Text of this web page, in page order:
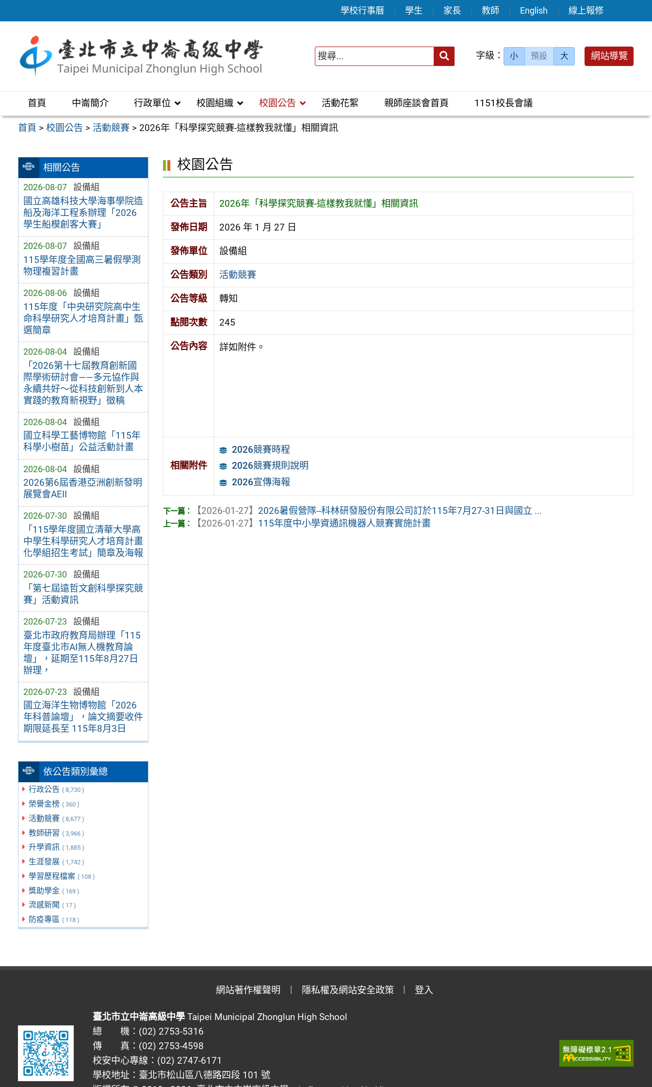
至
區
學校行事曆 學生 家長 教師 English 線上報修
送出 字級： 小 預設 大 網站導覽
首頁 中崙簡介 行政單位 校園組織 校園公告 活動花絮 親師座談會首頁 1151校長會議
首頁 >校園公告 > 活動競賽 > 2026年「科學探究競賽-這樣教我就懂」相關資訊
相關公告
2026-08-07 設備組
國立高雄科技大學海事學院造
船及海洋工程系辦理「2026
學生船模創客大賽」
2026-08-07 設備組
115學年度全國高三暑假學測
物理複習計畫
2026-08-06 設備組
115年度「中央研究院高中生
命科學研究人才培育計畫」甄
選簡章
2026-08-04 設備組
「2026第十七屆教育創新國
際學術研討會——多元協作與
永續共好～從科技創新到人本
實踐的教育新視野」徵稿
2026-08-04 設備組
國立科學工藝博物館「115年
科學小樹苗」公益活動計畫
2026-08-04 設備組
2026第6屆香港亞洲創新發明
展覽會AEII
2026-07-30 設備組
「115學年度國立清華大學高
中學生科學研究人才培育計畫
化學組招生考試」簡章及海報
2026-07-30 設備組
「第七屆遠哲文創科學探究競
賽」活動資訊
2026-07-23 設備組
臺北市政府教育局辦理「115
年度臺北市AI無人機教育論
壇」，延期至115年8月27日
辦理，
2026-07-23 設備組
國立海洋生物博物館「2026
年科普論壇」，論文摘要收件
期限延長至 115年8月3日
依公告類別彙總
行政公告 ( 8,730 )
榮譽金榜 ( 360 )
活動競賽 ( 8,677 )
教師研習 ( 3,966 )
升學資訊 ( 1,885 )
生涯發展 ( 1,742 )
學習歷程檔案 ( 108 )
獎助學金 ( 169 )
流感新聞 ( 17 )
防疫專區 ( 118 )
校園公告
公告主旨 2026年「科學探究競賽-這樣教我就懂」相關資訊
發佈日期 2026 年 1 月 27 日
發佈單位 設備組
公告類別 活動競賽
公告等級 轉知
點閱次數 245
公告內容 詳如附件。
相關附件
2026競賽時程
2026競賽規則說明
2026宣傳海報
【2026-01-27】 2026暑假營隊--科林研發股份有限公司訂於115年7月27-31日與國立 ...
【2026-01-27】 115年度中小學資通訊機器人競賽實施計畫
網站著作權聲明 隱私權及網站安全政策 登入
臺北市立中崙高級中學Taipei Municipal Zhonglun High School
總 機：(02) 2753-5316
傳 真：(02) 2753-4598
校安中心專線：(02) 2747-6171
學校地址：臺北市松山區八德路四段 101 號